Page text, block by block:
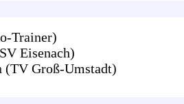
Trainer)
Eisenach)
(TV Groß-Umstadt)